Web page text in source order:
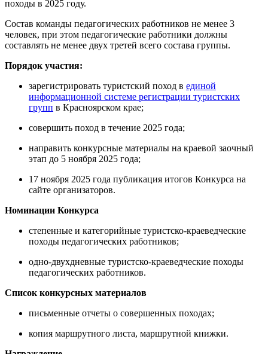
походы в 2025 году.
Состав команды педагогических работников не менее 3
человек, при этом педагогические работники должны
составлять не менее двух третей всего состава группы.
Порядок участия:
зарегистрировать туристский поход в единой
информационной системе регистрации туристских
групп в Красноярском крае;
совершить поход в течение 2025 года;
направить конкурсные материалы на краевой заочный
этап до 5 ноября 2025 года;
17 ноября 2025 года публикация итогов Конкурса на
сайте организаторов.
Номинации Конкурса
степенные и категорийные туристско-краеведческие
походы педагогических работников;
одно-двухдневные туристско-краеведческие походы
педагогических работников.
Список конкурсных материалов
письменные отчеты о совершенных походах;
копия маршрутного листа, маршрутной книжки.